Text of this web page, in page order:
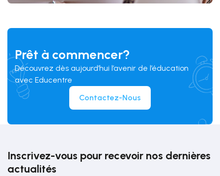
Prêt à commencer?
Découvrez dès aujourd’hui l’avenir de l’éducation
avec Educentre
Contactez-Nous
Inscrivez-vous pour recevoir nos dernières
actualités